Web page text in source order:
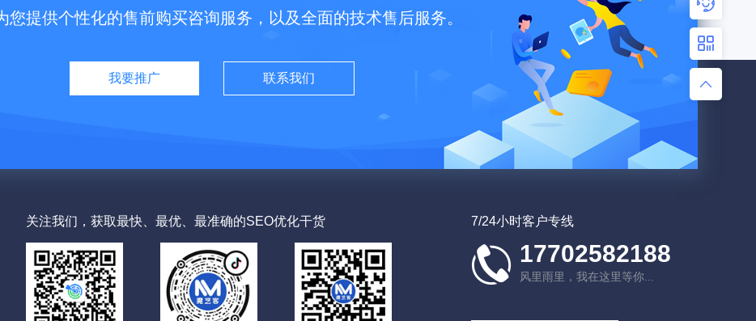
您提供个性化的售前购买咨询服务，以及全面的技术售后服务。
我要推广 联系我们
关注我们，获取最快、最优、最准确的SEO优化干货 7/24小时客户专线
17702582188
风里雨里，我在这里等你...
您好，很高兴为您服务！
售前咨询
售后客服
留下需求
客服热线：17702582188
扫码加好友，优惠等你来！